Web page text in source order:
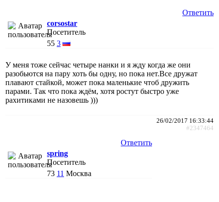
Ответить
corsostar
Посетитель
55 3
У меня тоже сейчас четыре нанки и я жду когда же они
разобьются на пару хоть бы одну, но пока нет.Все дружат
плавают стайкой, может пока маленькие чтоб дружить
парами. Так что пока ждём, хотя ростут быстро уже
рахитиками не назовешь )))
26/02/2017 16:33:44
#2347464
Ответить
spring
Посетитель
73 11 Москва